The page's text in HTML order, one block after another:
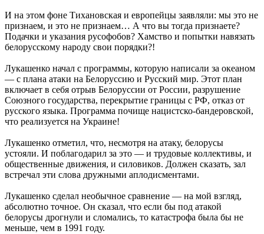
И на этом фоне Тихановская и европейцы заявляли: мы это не
признаем, и это не признаем… А что вы тогда признаете?
Подачки и указания русофобов? Хамство и попытки навязать
белорусскому народу свои порядки?!
Лукашенко начал с программы, которую написали за океаном
— с плана атаки на Белоруссию и Русский мир. Этот план
включает в себя отрыв Белоруссии от России, разрушение
Союзного государства, перекрытие границы с РФ, отказ от
русского языка. Программа почище нацистско-бандеровской,
что реализуется на Украине!
Лукашенко отметил, что, несмотря на атаку, белорусы
устояли. И поблагодарил за это — и трудовые коллективы, и
общественные движения, и силовиков. Должен сказать, зал
встречал эти слова дружными аплодисментами.
Лукашенко сделал необычное сравнение — на мой взгляд,
абсолютно точное. Он сказал, что если бы под атакой
белорусы дрогнули и сломались, то катастрофа была бы не
меньше, чем в 1991 году.